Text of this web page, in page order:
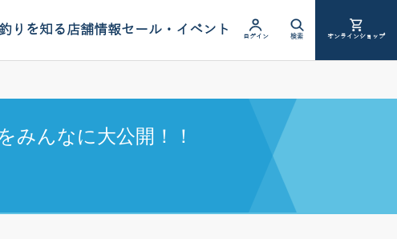
りを知る店舗情報セール・イベント ログイン 検索 オンラインショップ
みんなに大公開！！